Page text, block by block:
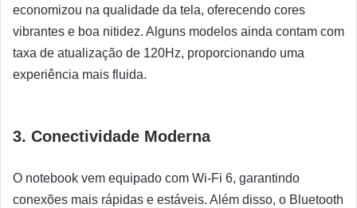
economizou na qualidade da tela, oferecendo cores
vibrantes e boa nitidez. Alguns modelos ainda contam com
taxa de atualização de 120Hz, proporcionando uma
experiência mais fluida.
3. Conectividade Moderna
O notebook vem equipado com Wi-Fi 6, garantindo
conexões mais rápidas e estáveis. Além disso, o Bluetooth